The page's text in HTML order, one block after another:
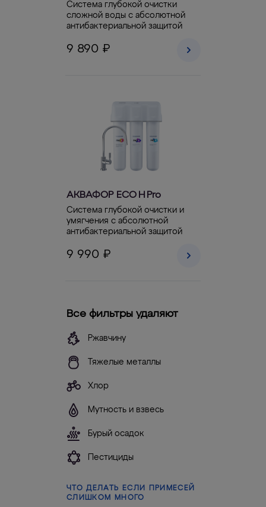
Система глубокой очистки
сложной воды с абсолютной
антибактериальной защитой
9 890 ₽
АКВАФОР ECO Н Pro
Система глубокой очистки и
умягчения с абсолютной
антибактериальной защитой
9 990 ₽
Все фильтры удаляют
Ржавчину
Тяжелые металлы
Хлор
Мутность и взвесь
Бурый осадок
Пестициды
ЧТО ДЕЛАТЬ ЕСЛИ ПРИМЕСЕЙ
СЛИШКОМ МНОГО